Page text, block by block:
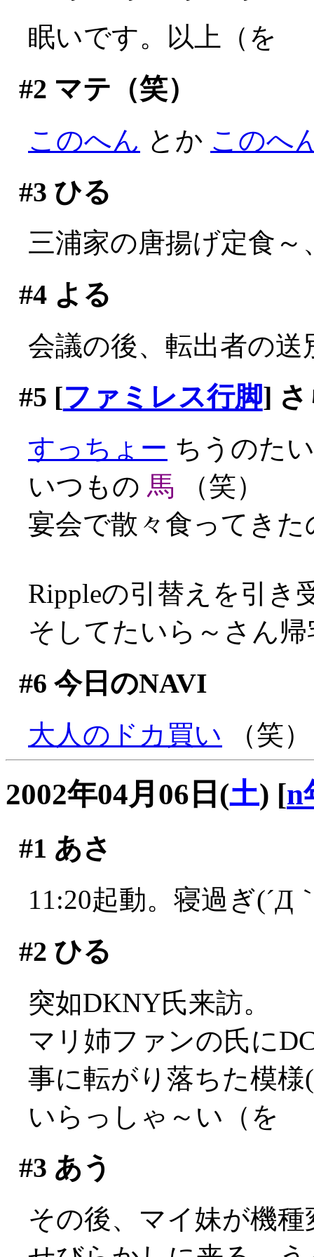
眠いです。以上（を
#2 マテ（笑）
このへん とか このへ
#3 ひる
三浦家の唐揚げ定食
#4よる
会議の後、転出者の送
#5 [ファミレス行脚]
すっちょー ちうのた
いつもの 馬 （笑）
宴会で散々食ってき
Rippleの引替えを引き
そしてたいら～さん
#6 今日のNAVI
大人のドカ買い （笑）
2002年04月06日(土) [n
#1 あさ
11:20起動。寝過ぎ(´Д
#2 ひる
突如DKNY氏来訪。
マリ姉ファンの氏に
事に転がり落ちた模
いらっしゃ～い（を
#3 あう
その後、マイ妹が機